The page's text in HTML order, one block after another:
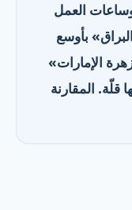
العمل
بأوسع
زهرة الإمارات»
قلّة. المقارنة